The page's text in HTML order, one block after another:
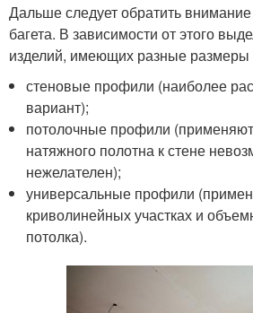
Дальше следует обратить
багета. В зависимости от этого
изделий, имеющих разные
стеновые профили (наиболее
вариант);
потолочные профили
натяжного полотна к стене
нежелателен);
универсальные профили
криволинейных участках и
потолка).